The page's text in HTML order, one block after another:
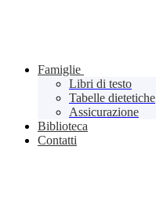
Famiglie
Libri di testo
Tabelle dietetiche
Assicurazione
Biblioteca
Contatti